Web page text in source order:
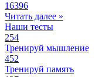
16396
Читать далее »
Наши тесты
254
Тренируй мышление
452
Тренируй память